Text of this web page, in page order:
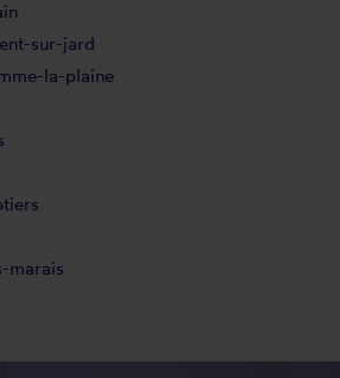
sur-jard
la-plaine
marais